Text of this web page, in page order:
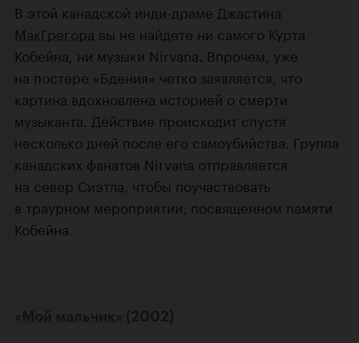
В этой канадской инди-драме Джастина
МакГрегора вы не найдете ни самого Курта
Кобейна, ни музыки Nirvana. Впрочем, уже
на постере «Бдения» четко заявляется, что
картина вдохновлена историей о смерти
музыканта. Действие происходит спустя
несколько дней после его самоубийства. Группа
канадских фанатов Nirvana отправляется
на север Сиэтла, чтобы поучаствовать
в траурном мероприятии, посвященном памяти
Кобейна.